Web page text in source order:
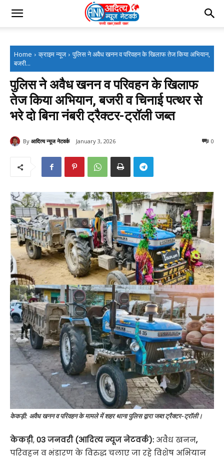
Home क्राइम न्यूज
पुलिस ने अवैध खनन व परिवहन के खिलाफ तेज किया अभियान,
बजरी...
पुलिस ने अवैध खनन व परिवहन के खिलाफ
तेज किया अभियान, बजरी व चिनाई पत्थर से
भरे दो बिना नंबरी ट्रैक्टर-ट्रॉली जब्त
By आदित्य न्यूज नेटवर्क January 3, 2026 0
केकड़ी: अवैध खनन व परिवहन के मामले में शहर थाना पुलिस द्वारा जब्त ट्रैक्टर-ट्रॉली।
केकड़ी,03 जनवरी (आदित्य न्यूज नेटवर्क): अवैध खनन,
परिवहन व भंडारण के विरुद्ध चलाए जा रहे विशेष अभियान